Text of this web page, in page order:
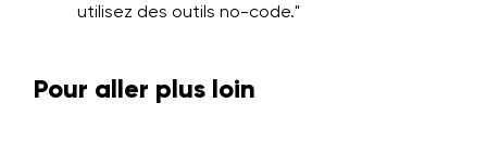
utilisez des outils no-code."
Pour aller plus loin